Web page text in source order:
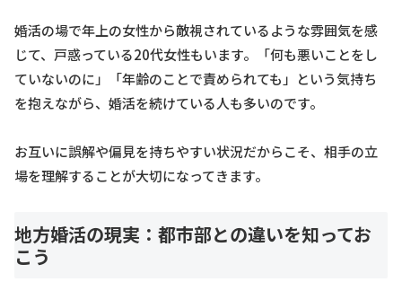
婚活の場で年上の女性から敵視されているような雰囲気を感
じて、戸惑っている20代女性もいます。「何も悪いことをし
ていないのに」「年齢のことで責められても」という気持ち
を抱えながら、婚活を続けている人も多いのです。
お互いに誤解や偏見を持ちやすい状況だからこそ、相手の立
場を理解することが大切になってきます。
地方婚活の現実：都市部との違いを知ってお
こう